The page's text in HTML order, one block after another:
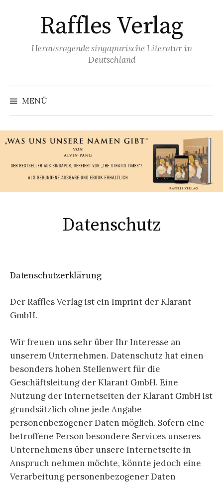
überspringenRaffles Verlag
Herausragende singapurische Literatur in
Deutschland
MENÜ
Datenschutz
Datenschutzerklärung
Der Raffles Verlag ist ein Imprint der Klarant
GmbH.
Wir freuen uns sehr über Ihr Interesse an
unserem Unternehmen. Datenschutz hat einen
besonders hohen Stellenwert für die
Geschäftsleitung der Klarant GmbH. Eine
Nutzung der Internetseiten der Klarant GmbH ist
grundsätzlich ohne jede Angabe
personenbezogener Daten möglich. Sofern eine
betroffene Person besondere Services unseres
Unternehmens über unsere Internetseite in
Anspruch nehmen möchte, könnte jedoch eine
Verarbeitung personenbezogener Daten